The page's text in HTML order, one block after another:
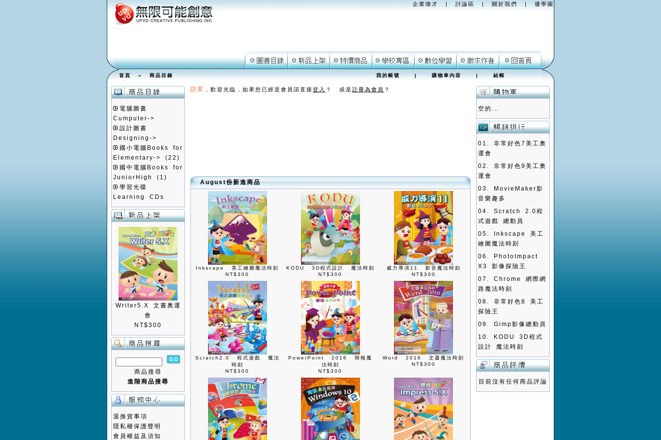
企業徵才 | 討論區 | 關於我們 | 優學園
首頁»商品目錄 我的帳號|購物車內容|結帳
電腦圖書
Cumputer->
設計圖書
Designing->
國小電腦Books for
Elementary->
(22)
國中電腦Books for
JuniorHigh
(1)
學習光碟
Learning CDs
Writer5.X 文書奧運
會
NT$300
商品搜尋
進階商品搜尋
退換貨事項
隱私權保護聲明
會員權益及須知
訪客 ，歡迎光臨，如果您已經是會員請直接登入 ？ 或是 註冊為會員 ？
August份新進商品
Inkscape 美工繪圖魔法時刻
NT$300
KODU 3D程式設計 魔法時刻
NT$300
威力導演11 影音魔法時刻
NT$300
Scratch2.0 程式遊戲 魔法
時刻
NT$300
PowerPoint 2016 簡報魔
法時刻
NT$300
Word 2016 文書魔法時刻
NT$300
空的...
01. 非常好色7美工奧
運會
02. 非常好色9美工奧
運會
03.
MovieMaker影
音樂趣多
04. Scratch 2.0程
式遊戲 總動員
05.
Inkscape 美工
繪圖魔法時刻
06.
PhotoImpact
X3 影像探險王
07. Chrome 網際網
路魔法時刻
08. 非常好色8 美工
探險王
09. Gimp影像總動員
10.
KODU 3D程式
設計 魔法時刻
目前沒有任何商品評論